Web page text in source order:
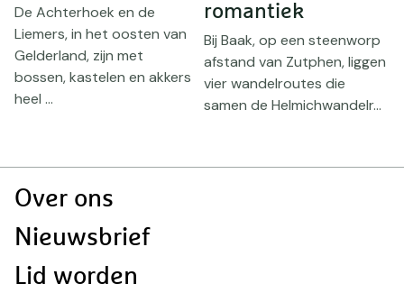
De Achterhoek en de
Liemers, in het oosten van
Gelderland, zijn met
bossen, kastelen en akkers
heel ...
romantiek
Bij Baak, op een steenworp
afstand van Zutphen, liggen
vier wandelroutes die
samen de Helmichwandelr...
Doormat
Over ons
Nieuwsbrief
Lid worden